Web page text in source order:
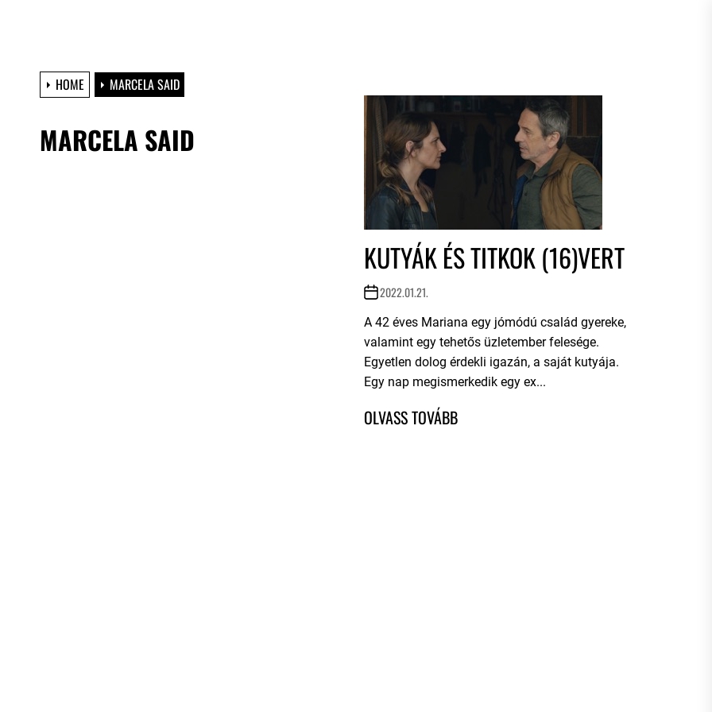
HOME MARCELA SAID
MARCELA SAID
KUTYÁK ÉS TITKOK (16)VERT
2022.01.21.
A 42 éves Mariana egy jómódú család gyereke,
valamint egy tehetős üzletember felesége.
Egyetlen dolog érdekli igazán, a saját kutyája.
Egy nap megismerkedik egy ex...